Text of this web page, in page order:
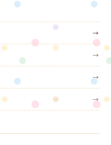
→
→
→
→